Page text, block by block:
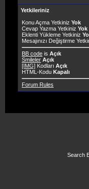
Yetkileriniz
Konu Açma Yetkiniz Yok
Cevap Yazma Yetkiniz Yok
Eklenti Yükleme Yetkiniz
Mesajınızı Değiştirme
BB code is Açık
Smileler Açık
[IMG] Kodları Açık
HTML-Kodu Kapalı
Forum Rules
Search